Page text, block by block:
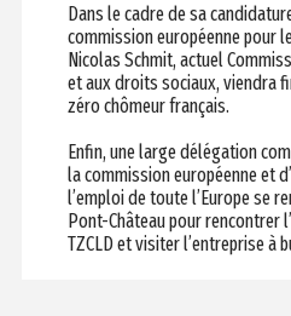
Dans le cadre de sa
commission européenne pour
Nicolas Schmit, actuel
et aux droits sociaux, viendra
zéro chômeur français.
Enfin, une large délégation
la commission européenne et
l’emploi de toute l’Europe se
Pont-Château pour rencontrer
TZCLD et visiter l’entreprise à